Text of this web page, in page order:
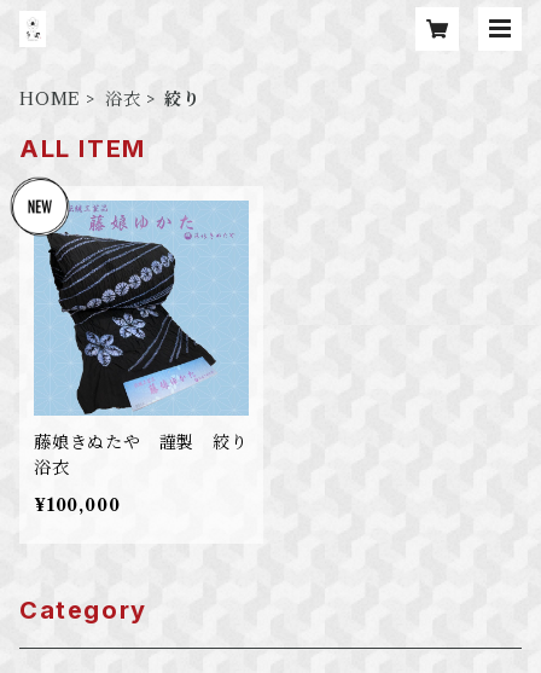
HOME 浴衣 絞り
ALL ITEM
藤娘きぬたや 謹製 絞り
浴衣
¥100,000
Category